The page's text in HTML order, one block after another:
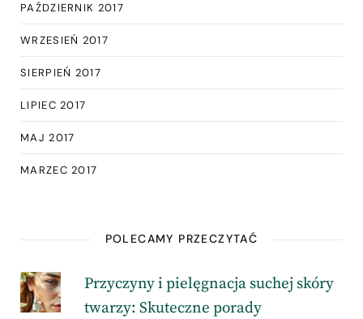
PAŹDZIERNIK 2017
WRZESIEŃ 2017
SIERPIEŃ 2017
LIPIEC 2017
MAJ 2017
MARZEC 2017
POLECAMY PRZECZYTAĆ
Przyczyny i pielęgnacja suchej skóry
twarzy: Skuteczne porady